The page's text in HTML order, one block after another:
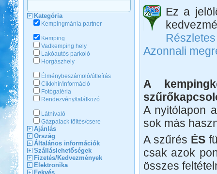
Kategória
Kempingmánia partner
Kemping
Vadkemping hely
Lakóautós parkoló
Horgászhely
Élménybeszámoló/útleírás
Cikk/hír/információ
Fotógaléria
Rendezvény/találkozó
Látnivaló
Gázpalack töltés/csere
Ajánlás
Ország
Általános információk
Szálláslehetőségek
Fizetés/Kedvezmények
Elektronika
Fekvés
Ez a
Azonnali
A
A nyitólapon
sok más
A szűrés ÉS
csak azok
összes